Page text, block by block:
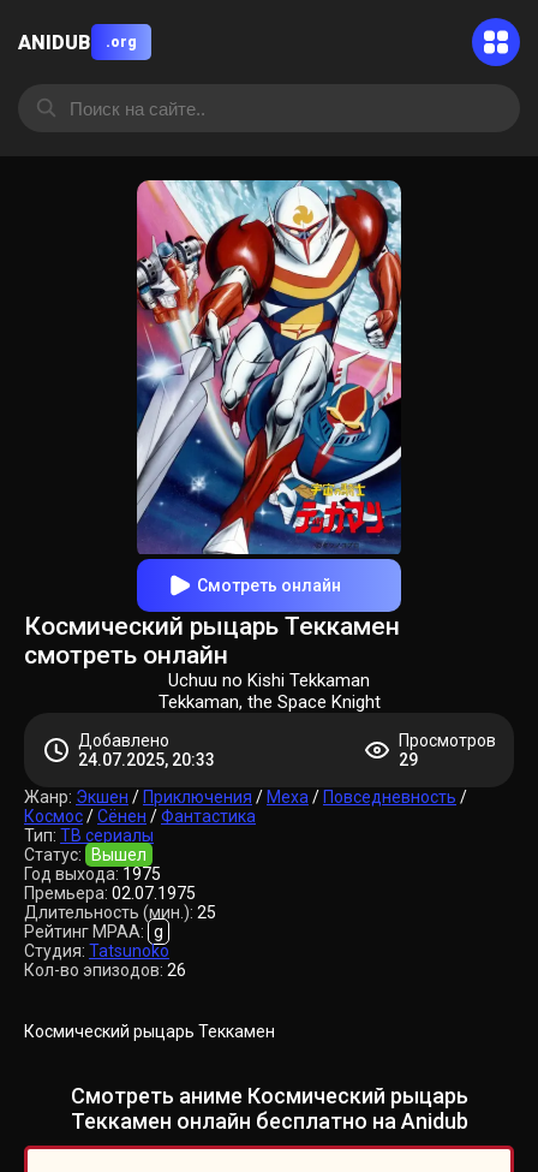
ANIDUB .org
Смотреть онлайн
Космический рыцарь Теккамен
смотреть онлайн
Uchuu no Kishi Tekkaman
Tekkaman, the Space Knight
Добавлено
24.07.2025, 20:33
Просмотров
29
Жанр: Экшен / Приключения / Меха/ Повседневность /
Космос/Сёнен /Фантастика
Тип: ТВ сериалы
Статус:
Вышел
Год выхода: 1975
Премьера: 02.07.1975
Длительность (мин.): 25
Рейтинг MPAA: g
Студия: Tatsunoko
Кол-во эпизодов: 26
Космический рыцарь Теккамен
Смотреть аниме Космический рыцарь
Теккамен онлайн бесплатно на Anidub